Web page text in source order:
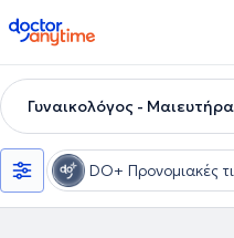
doctoranytime
Γυναικολόγος -
DO+ Προνομιακές